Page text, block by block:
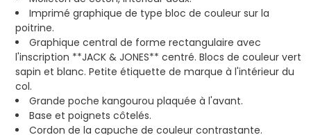
Imprimé graphique de type bloc de couleur sur la
poitrine.
Graphique central de forme rectangulaire avec
l'inscription **JACK & JONES** centré. Blocs de couleur vert
sapin et blanc. Petite étiquette de marque à l'intérieur du
col.
Grande poche kangourou plaquée à l'avant.
Base et poignets côtelés.
Cordon de la capuche de couleur contrastante.